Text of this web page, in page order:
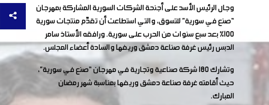
وجال الرئيس الأسد على أجنحة الشركات السورية المشاركة بمهرجان
“صنع في سورية” للتسوق، والتي استطاعت أن تقدّم منتجات سورية
100% بعد سبع سنوات من الحرب على سورية. ورافقه الأستاذ سامر
الدبس رئيس غرفة صناعة دمشق وريفها والسادة أعضاء المجلس.
وتشارك 180 شركة صناعية وتجارية في مهرجان “صنع في سورية”،
حيث أقامته غرفة صناعة دمشق وريفها بمناسبة شهر رمضان
المبارك.